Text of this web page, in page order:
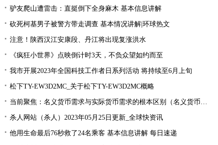
驴友爬山遭雷击：直挺倒下全身麻木 基本信息讲解
砍死柯基男子被警方带走调查 基本情况讲解|环球热文
注意！陕西汉江安康段、丹江将出现复涨洪水
《疯狂小世界》点映倒计时3天，不负众望如约而至
我市开展2023年全国科技工作者日系列活动 将持续至6月上旬
松下TY-EW3D2MC_关于松下TY-EW3D2MC概略
当前聚焦：名义货币需求与实际货币需求的根本区别（名义货币需求与实际货币需求）
杀人网站（杀人）2023年05月25日更新_全球快资讯
他用生命最后76秒救了24名乘客 基本信息讲解 每日速递